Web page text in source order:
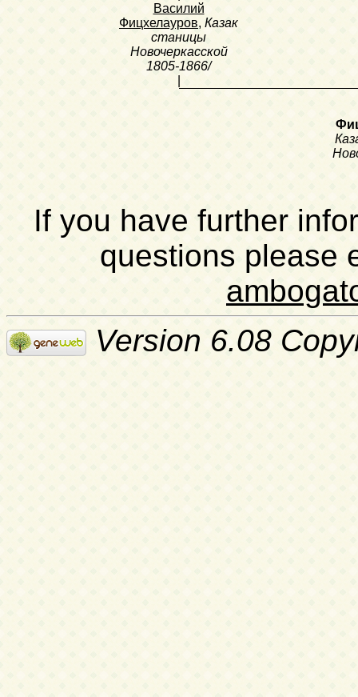
Василий
Фицхелауров, Казак
станицы
Новочеркасской
1805-1866/
If you have further
questions please
Version 6.08